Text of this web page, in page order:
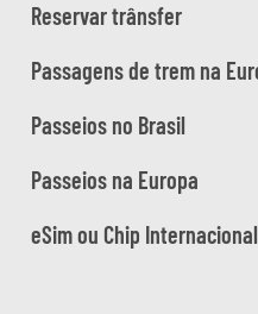
Reservar trânsfer
Passagens de trem na
Passeios no Brasil
Passeios na Europa
eSim ou Chip Internacional